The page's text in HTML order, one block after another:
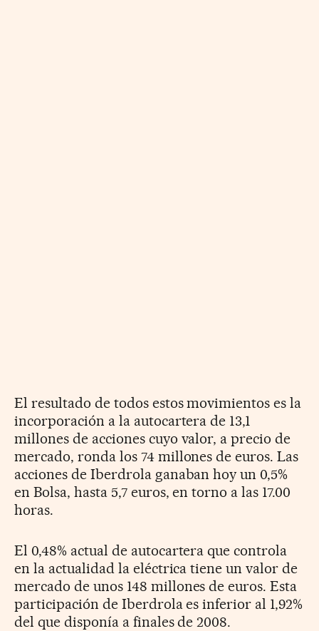
El resultado de todos estos movimientos es la
incorporación a la autocartera de 13,1
millones de acciones cuyo valor, a precio de
mercado, ronda los 74 millones de euros. Las
acciones de Iberdrola ganaban hoy un 0,5%
en Bolsa, hasta 5,7 euros, en torno a las 17.00
horas.
El 0,48% actual de autocartera que controla
en la actualidad la eléctrica tiene un valor de
mercado de unos 148 millones de euros. Esta
participación de Iberdrola es inferior al 1,92%
del que disponía a finales de 2008.